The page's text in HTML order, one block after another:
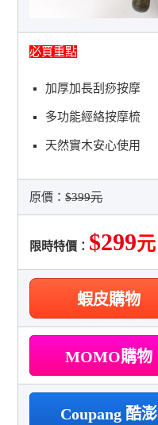
必買重點
加厚加長刮痧按摩
多功能經絡按摩梳
天然實木安心使用
原價：$399元
限時特價： $299元
蝦皮購物
MOMO購物
Coupang 酷澎